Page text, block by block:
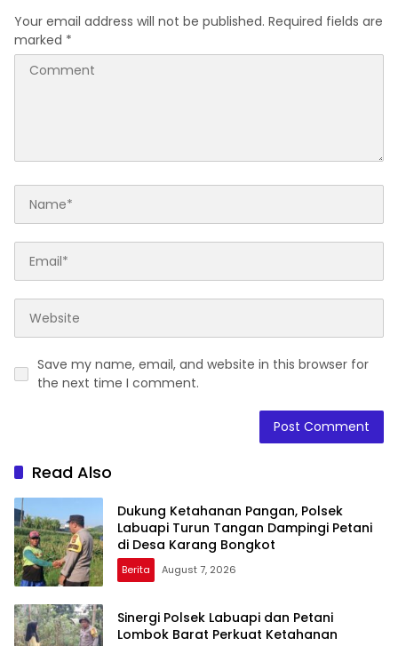
Your email address will not be published. Required fields are
marked *
Save my name, email, and website in this browser for
the next time I comment.
Read Also
Dukung Ketahanan Pangan, Polsek
Labuapi Turun Tangan Dampingi Petani
di Desa Karang Bongkot
Berita August 7, 2026
Sinergi Polsek Labuapi dan Petani
Lombok Barat Perkuat Ketahanan